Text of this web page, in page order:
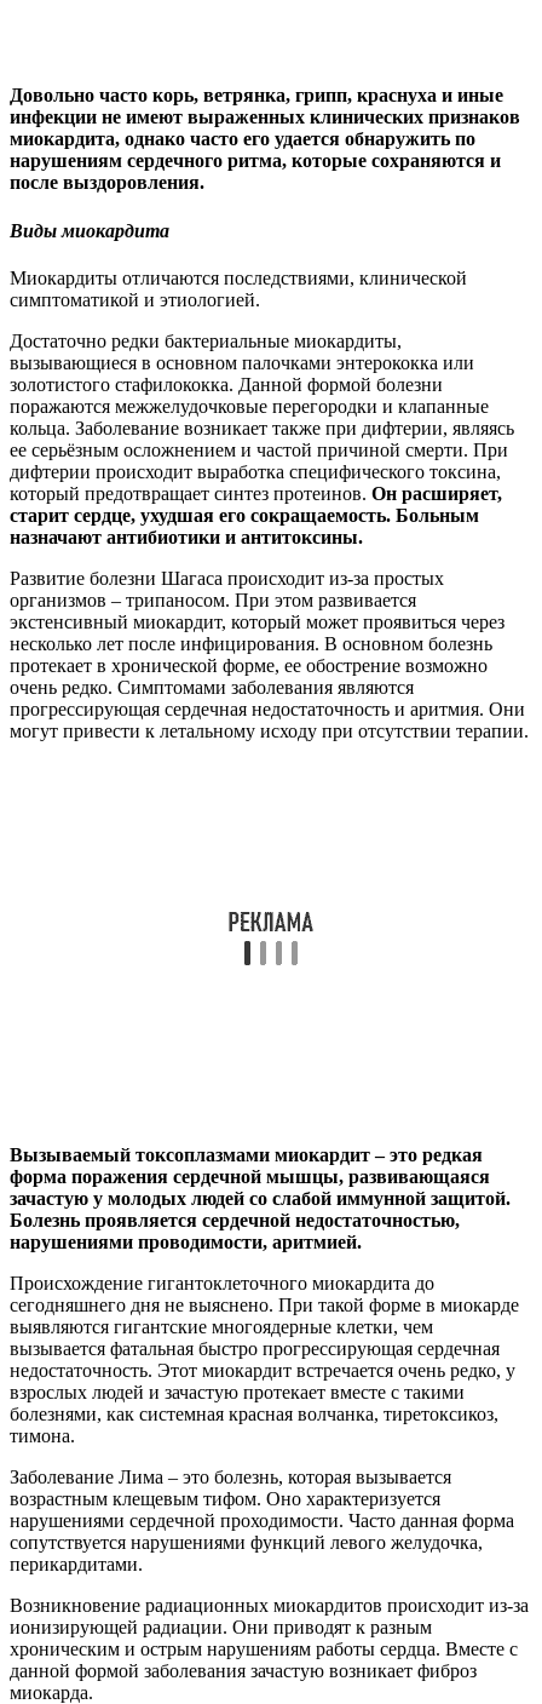
Довольно часто корь, ветрянка, грипп, краснуха и иные
инфекции не имеют выраженных клинических признаков
миокардита, однако часто его удается обнаружить по
нарушениям сердечного ритма, которые сохраняются и
после выздоровления.
Виды миокардита
Миокардиты отличаются последствиями, клинической
симптоматикой и этиологией.
Достаточно редки бактериальные миокардиты,
вызывающиеся в основном палочками энтерококка или
золотистого стафилококка. Данной формой болезни
поражаются межжелудочковые перегородки и клапанные
кольца. Заболевание возникает также при дифтерии, являясь
ее серьёзным осложнением и частой причиной смерти. При
дифтерии происходит выработка специфического токсина,
который предотвращает синтез протеинов. Он расширяет,
старит сердце, ухудшая его сокращаемость. Больным
назначают антибиотики и антитоксины.
Развитие болезни Шагаса происходит из-за простых
организмов – трипаносом. При этом развивается
экстенсивный миокардит, который может проявиться через
несколько лет после инфицирования. В основном болезнь
протекает в хронической форме, ее обострение возможно
очень редко. Симптомами заболевания являются
прогрессирующая сердечная недостаточность и аритмия. Они
могут привести к летальному исходу при отсутствии терапии.
Вызываемый токсоплазмами миокардит – это редкая
форма поражения сердечной мышцы, развивающаяся
зачастую у молодых людей со слабой иммунной защитой.
Болезнь проявляется сердечной недостаточностью,
нарушениями проводимости, аритмией.
Происхождение гигантоклеточного миокардита до
сегодняшнего дня не выяснено. При такой форме в миокарде
выявляются гигантские многоядерные клетки, чем
вызывается фатальная быстро прогрессирующая сердечная
недостаточность. Этот миокардит встречается очень редко, у
взрослых людей и зачастую протекает вместе с такими
болезнями, как системная красная волчанка, тиретоксикоз,
тимона.
Заболевание Лима – это болезнь, которая вызывается
возрастным клещевым тифом. Оно характеризуется
нарушениями сердечной проходимости. Часто данная форма
сопутствуется нарушениями функций левого желудочка,
перикардитами.
Возникновение радиационных миокардитов происходит из-за
ионизирующей радиации. Они приводят к разным
хроническим и острым нарушениям работы сердца. Вместе с
данной формой заболевания зачастую возникает фиброз
миокарда.